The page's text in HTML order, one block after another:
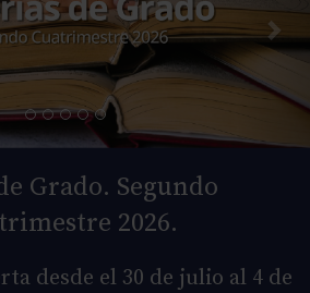
Grado. Segundo
2026.
desde el 30 de julio al 4 de